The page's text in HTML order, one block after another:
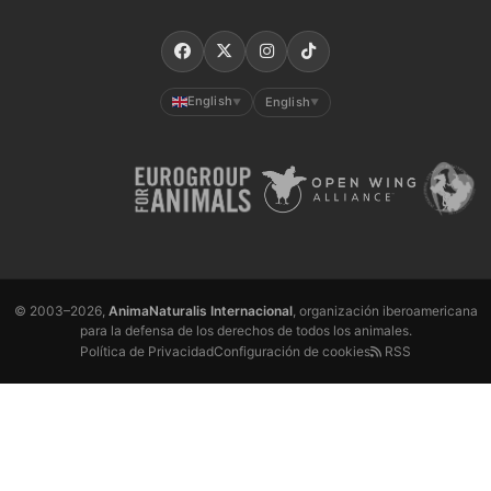
English ▼ English ▼
© 2003–2026, AnimaNaturalis Internacional, organización iberoamericana
para la defensa de los derechos de todos los animales.
Política de PrivacidadConfiguración de cookies RSS